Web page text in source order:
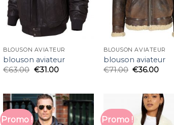
BLOUSON AVIATEUR
blouson aviateur
€63.00 €31.00
BLOUSON AVIATEUR
blouson aviateur
€71.00 €36.00
Promo ! Promo !